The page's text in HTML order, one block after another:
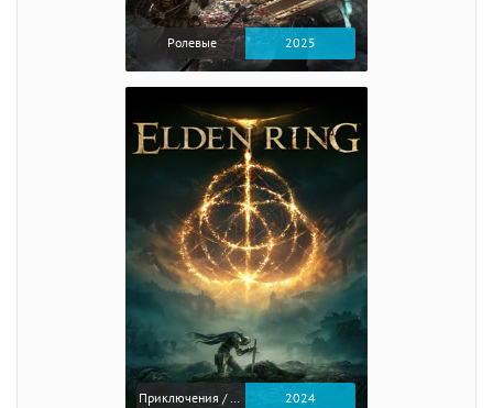
Ролевые 2025
Приключения / Экшен / Ролевые 2024